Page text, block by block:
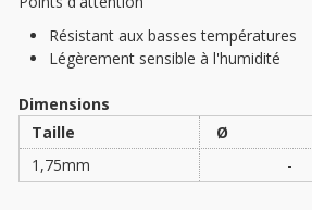
Résistant aux basses températures
Légèrement sensible à l'humidité
Dimensions
Taille
Ø
1,75mm
-